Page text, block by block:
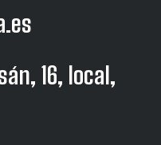
16, local,